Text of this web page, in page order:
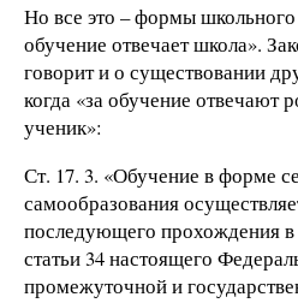
Но все это – формы школьного
обучение отвечает школа».
говорит и о существовании
когда «за обучение отвечают
ученик»:
Ст. 17. 3. «Обучение в форме
самообразования
последующего прохождения в
статьи 34 настоящего
промежуточной и